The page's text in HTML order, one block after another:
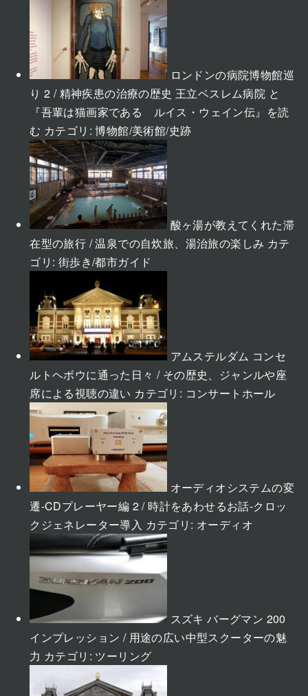
ロンドンの病院博物館巡
り 2 / 精神疾患の治療の歴史 王立ベスレム病院 と
『吾輩は猫画家である ルイス・ウェイン伝』を読
む カテゴリ:博物館/美術館/史跡
酸ヶ湯が教えてくれた滞
在型の旅行 / 温泉での自炊旅、湯治旅の楽しみ カテ
ゴリ: 街歩き/都市ガイド
アムステルダム コンセ
ルトヘボウに通った日々 / その歴史、ジャンルや座
席による視聴の違い カテゴリ: コンサートホール
オーディオシステムの変
遷-CDプレーヤー編 2 / 時計をあわせるお話-クロッ
クジェネレーター導入 カテゴリ: オーディオ
スズキ バーグマン 200
インプレッション / 用途の広い中型スクーターの魅
力 カテゴリ: ツーリング